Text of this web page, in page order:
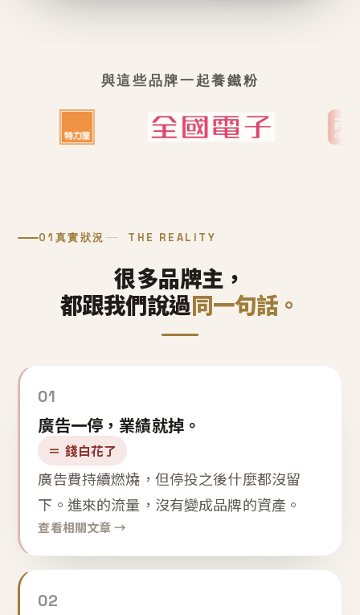
與這些品牌一起養鐵粉
01 真實狀況 THE REALITY
很多品牌主，
都跟我們說過同一句話。
01
廣告一停，業績就掉。
＝ 錢白花了
廣告費持續燃燒，但停投之後什麼都沒留
下。進來的流量，沒有變成品牌的資產。
查看相關文章 →
02